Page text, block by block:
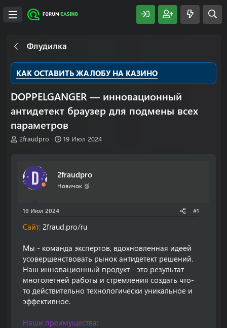
Флудилка
КАК ОСТАВИТЬ ЖАЛОБУ НА КАЗИНО
DOPPELGANGER — инновационный
антидетект браузер для подмены всеx
параметров
А
ы
2fraudpro
Д
н
а
19 Июл 2024
2fraudpro
Новичок 🥉
19 Июл 2024 #1
Сайт: 2fraud.pro/ru
Мы - команда экспертов, вдохновленная идеей
усовершенствовать рынок антидетект решений.
Наш инновационный продукт - это результат
многолетней работы и стремления создать что-
то действительно технологически уникальное и
эффективное.
Наши преимущества: